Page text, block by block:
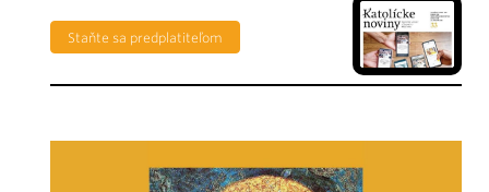
Staňte sa predplatiteľom